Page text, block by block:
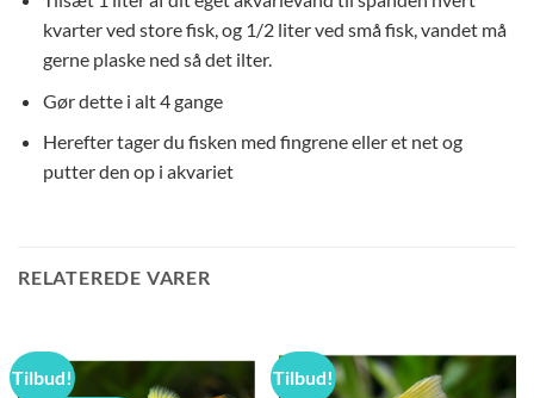
kvarter ved store fisk, og 1/2 liter ved små fisk, vandet må
gerne plaske ned så det ilter.
Gør dette i alt 4 gange
Herefter tager du fisken med fingrene eller et net og
putter den op i akvariet
RELATEREDE VARER
Tilbud! Tilbud!